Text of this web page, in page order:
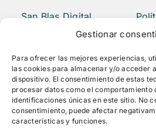
Gestionar
Para ofrecer las mejores experiencias,
las cookies para almacenar y/o acceder
dispositivo. El consentimiento de estas
procesar datos como el comportamiento
identificaciones únicas en este sitio. No
consentimiento, puede afectar
características y funciones.
San Blas Digital
Quiénes somos
Actividades
Blog
Mediateca
Contacto